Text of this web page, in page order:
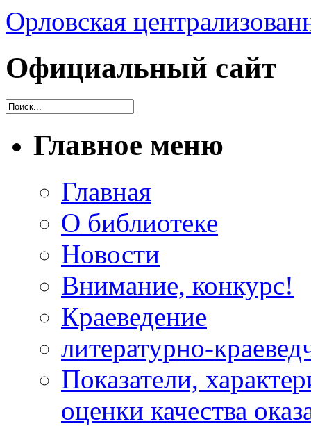
Орловская
Официальный сайт
Главное меню
Главная
О библиотеке
Новости
Внимание, конкурс!
Краеведение
литературно-
Показатели,
оценки качества